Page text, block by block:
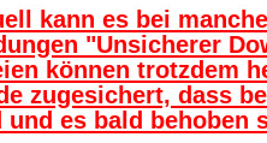
kann es bei
"Unsicherer
können trotzdem
zugesichert, dass
und es bald behoben